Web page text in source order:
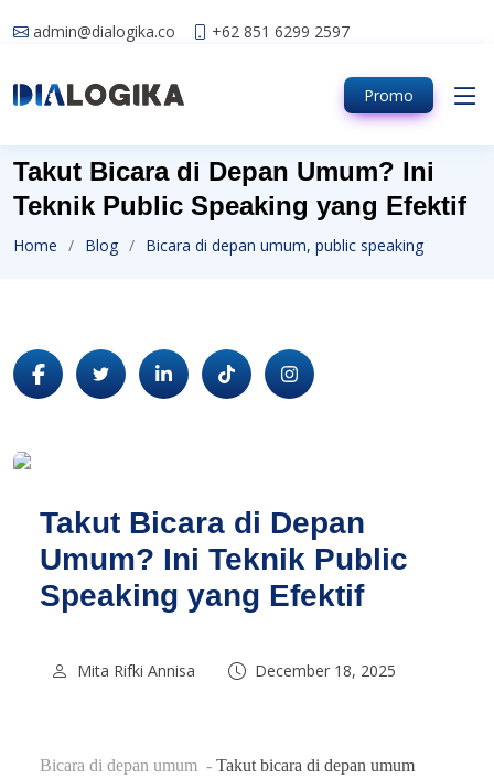
admin@dialogika.co +62 851 6299 2597
Promo
Takut Bicara di Depan Umum? Ini
Teknik Public Speaking yang Efektif
Home Blog Bicara di depan umum, public speaking
Takut Bicara di Depan
Umum? Ini Teknik Public
Speaking yang Efektif
Mita Rifki Annisa December 18, 2025
Bicara di depan umum - Takut bicara di depan umum